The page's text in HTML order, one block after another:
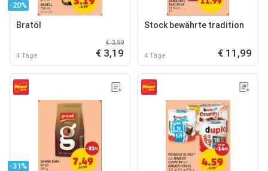
-20%
Bratöl
4 Tage
€ 3,99
€ 3,19
Stock bewährte tradition
4 Tage € 11,99
-31%